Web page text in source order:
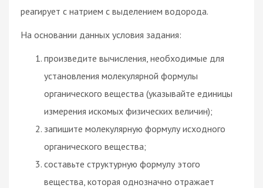
реагирует с натрием с выделением водорода.
На основании данных условия задания:
произведите вычисления, необходимые для
установления молекулярной формулы
органического вещества (указывайте единицы
измерения искомых физических величин);
запишите молекулярную формулу исходного
органического вещества;
составьте структурную формулу этого
вещества, которая однозначно отражает